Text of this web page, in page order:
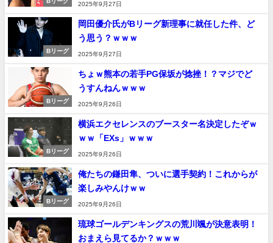
2025年9月27日
Bリーグ
岡田優介氏がBリーグ新理事に就任した件、ど
う思う？ｗｗｗ
2025年9月27日
Bリーグ
ちょｗ熊本の若手PG保坂が捻挫！？マジでど
うすんねんｗｗｗ
2025年9月26日
Bリーグ
横浜エクセレンスのブースター名決定したぞｗ
ｗｗ「EXs」ｗｗｗ
2025年9月26日
Bリーグ
俺たちの鎌田隼、ついに選手契約！これからが
楽しみやんけｗｗ
2025年9月26日
琉球ゴールデンキングスの荒川颯が決意表明！
おまえら見てるか？ｗｗｗ